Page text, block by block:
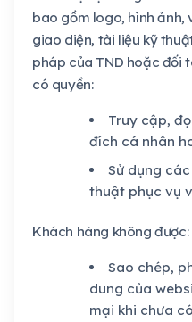
bao gồm logo, hình ảnh,
giao diện, tài liệu kỹ
pháp của TND hoặc đối
có quyền:
Truy cập,
đích cá nhân
Sử dụng
thuật phục vụ
Khách hàng không được:
Sao chép,
dung của
mại khi chưa